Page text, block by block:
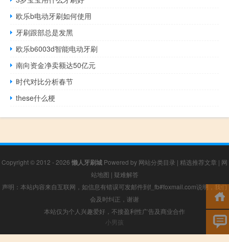
欧乐b电动牙刷如何使用
牙刷跟部总是发黑
欧乐b6003d智能电动牙刷
南向资金净卖额达50亿元
时代对比分析春节
these什么梗
Copyright © 2012 - 2026 懒人牙刷城 Powered by 网站分类目录 | 精选推荐文章 | 网
站地图 | 疑难解答
声明：本站内容来自互联网，如信息有错误可发邮件到f_fb#foxmail.com说明，我们
会及时纠正，谢谢
本站仅为个人兴趣爱好，不接盈利性广告及商业合作
小男孩